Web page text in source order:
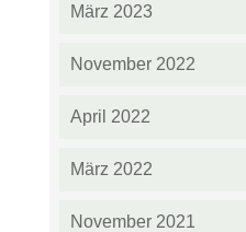
März 2023
November 2022
April 2022
März 2022
November 2021